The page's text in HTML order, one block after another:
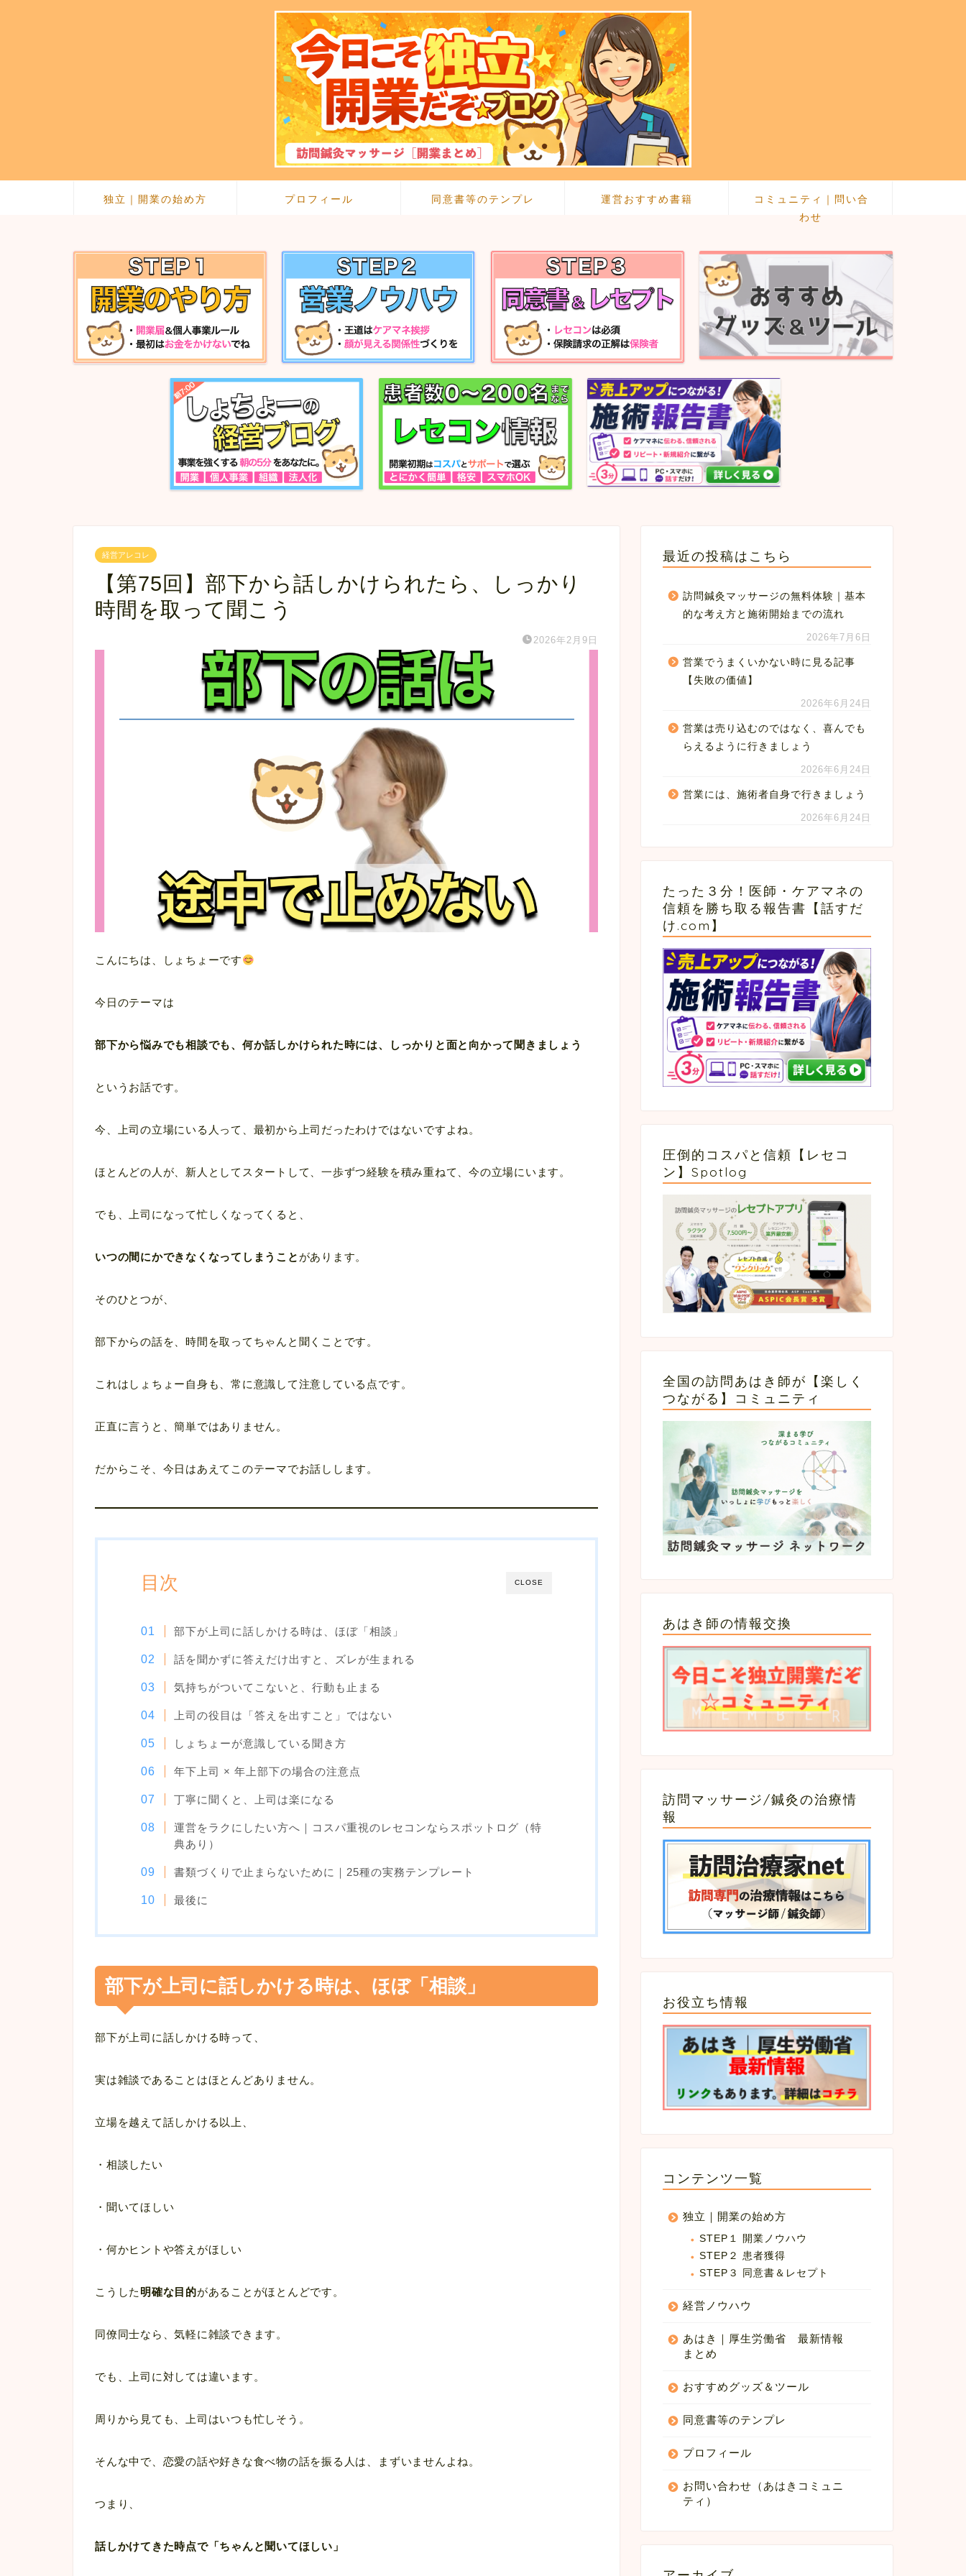
独立｜開業の始め方 プロフィール 同意書等のテンプレ 運営おすすめ書籍
コミュニティ｜問い合
わせ
経営アレコレ
【第75回】部下から話しかけられたら、しっかり
時間を取って聞こう
2026年2月9日
こんにちは、しょちょーです
今日のテーマは
部下から悩みでも相談でも、何か話しかけられた時には、しっかりと面と向かって聞きましょう
というお話です。
今、上司の立場にいる人って、最初から上司だったわけではないですよね。
ほとんどの人が、新人としてスタートして、一歩ずつ経験を積み重ねて、今の立場にいます。
でも、上司になって忙しくなってくると、
いつの間にかできなくなってしまうこと があります。
そのひとつが、
部下からの話を、時間を取ってちゃんと聞くことです。
これはしょちょー自身も、常に意識して注意している点です。
正直に言うと、簡単ではありません。
だからこそ、今日はあえてこのテーマでお話しします。
CLOSE
目次
部下が上司に話しかける時は、ほぼ「相談」
話を聞かずに答えだけ出すと、ズレが生まれる
気持ちがついてこないと、行動も止まる
上司の役目は「答えを出すこと」ではない
しょちょーが意識している聞き方
年下上司 × 年上部下の場合の注意点
丁寧に聞くと、上司は楽になる
運営をラクにしたい方へ｜コスパ重視のレセコンならスポットログ（特
典あり）
書類づくりで止まらないために｜25種の実務テンプレート
最後に
部下が上司に話しかける時は、ほぼ「相談」
部下が上司に話しかける時って、
実は雑談であることはほとんどありません。
立場を越えて話しかける以上、
・相談したい
・聞いてほしい
・何かヒントや答えがほしい
こうした 明確な目的があることがほとんどです。
同僚同士なら、気軽に雑談できます。
でも、上司に対しては違います。
周りから見ても、上司はいつも忙しそう。
そんな中で、恋愛の話や好きな食べ物の話を振る人は、まずいませんよね。
つまり、
話しかけてきた時点で「ちゃんと聞いてほしい」
最近の投稿はこちら
訪問鍼灸マッサージの無料体験｜基本
的な考え方と施術開始までの流れ
2026年7月6日
営業でうまくいかない時に見る記事
【失敗の価値】
2026年6月24日
営業は売り込むのではなく、喜んでも
らえるように行きましょう
2026年6月24日
営業には、施術者自身で行きましょう
2026年6月24日
たった３分！医師・ケアマネの
信頼を勝ち取る報告書【話すだ
け.com】
圧倒的コスパと信頼【レセコ
ン】Spotlog
全国の訪問あはき師が【楽しく
つながる】コミュニティ
あはき師の情報交換
訪問マッサージ/鍼灸の治療情
報
お役立ち情報
コンテンツ一覧
独立｜開業の始め方
STEP１ 開業ノウハウ
STEP２ 患者獲得
STEP３ 同意書＆レセプト
経営ノウハウ
あはき｜厚生労働省 最新情報
まとめ
おすすめグッズ＆ツール
同意書等のテンプレ
プロフィール
お問い合わせ（あはきコミュニ
ティ）